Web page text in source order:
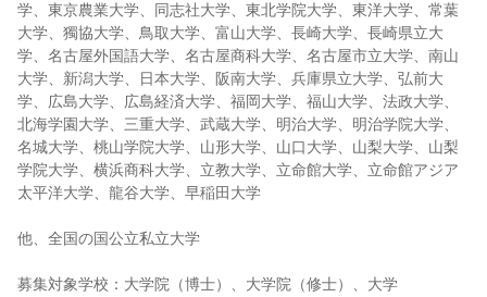
学、東京農業大学、同志社大学、東北学院大学、東洋大学、常葉
大学、獨協大学、鳥取大学、富山大学、長崎大学、長崎県立大
学、名古屋外国語大学、名古屋商科大学、名古屋市立大学、南山
大学、新潟大学、日本大学、阪南大学、兵庫県立大学、弘前大
学、広島大学、広島経済大学、福岡大学、福山大学、法政大学、
北海学園大学、三重大学、武蔵大学、明治大学、明治学院大学、
名城大学、桃山学院大学、山形大学、山口大学、山梨大学、山梨
学院大学、横浜商科大学、立教大学、立命館大学、立命館アジア
太平洋大学、龍谷大学、早稲田大学
他、全国の国公立私立大学
募集対象学校：大学院（博士）、大学院（修士）、大学